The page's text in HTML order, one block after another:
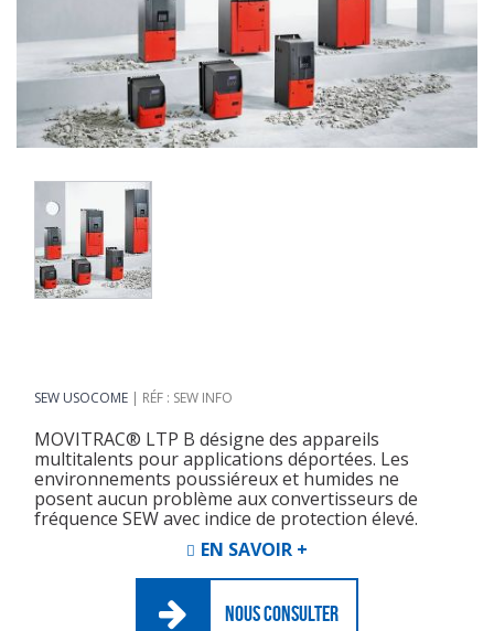
SEW USOCOME RÉF : SEW INFO
MOVITRAC® LTP B désigne des appareils
multitalents pour applications déportées. Les
environnements poussiéreux et humides ne
posent aucun problème aux convertisseurs de
fréquence SEW avec indice de protection élevé.
EN SAVOIR +
NOUS CONSULTER